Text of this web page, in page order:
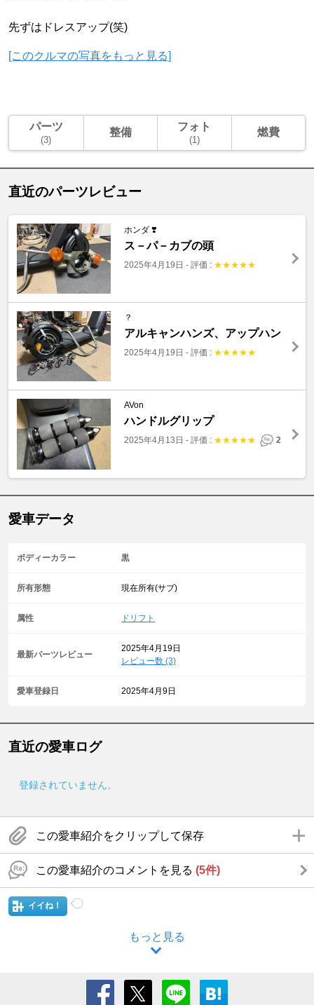
先ずはドレスアップ(笑)
[このクルマの写真をもっと見る]
パーツ
(3)
整備 フォト
(1)
燃費
直近のパーツレビュー
ホンダ ❣️
ス－パ－カブの頭
2025年4月19日 - 評価 : ★★★★★
？
アルキャンハンズ、アップハン
2025年4月19日 - 評価 : ★★★★★
AVon
ハンドルグリップ
2025年4月13日 - 評価 : ★★★★★ 2
愛車データ
ボディーカラー 黒
所有形態 現在所有(サブ)
属性 ドリフト
最新パーツレビュー
2025年4月19日
レビュー数 (3)
愛車登録日 2025年4月9日
直近の愛車ログ
登録されていません。
この愛車紹介をクリップして保存
この愛車紹介のコメントを見る (5件)
イイね！
もっと見る